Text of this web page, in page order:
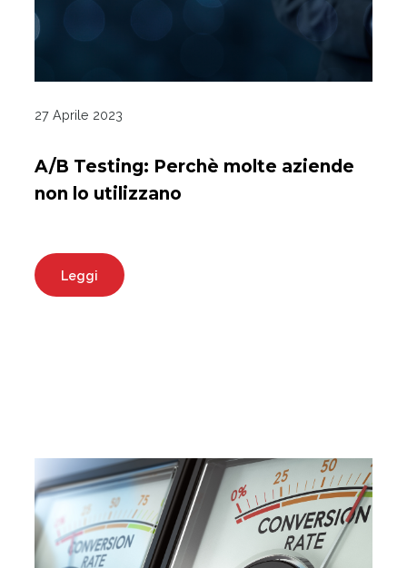
27 Aprile 2023
A/B Testing: Perchè molte aziende
non lo utilizzano
Leggi